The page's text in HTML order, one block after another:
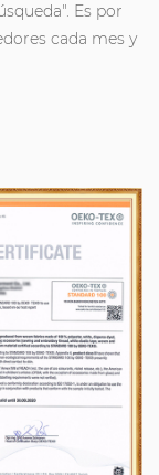
Es por
cada mes y